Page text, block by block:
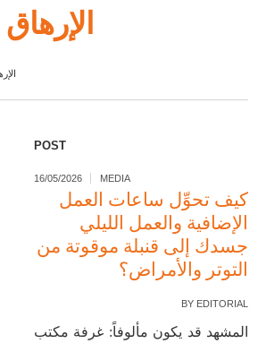
POST
16/05/2026 MEDIA
كيف تحوِّل ساعات العمل
الإضافية والعمل الليلي
جسدك إلى قنبلة موقوتة من
التوتر والأمراض؟
BY EDITORIAL
المشهد قد يكون مألوفاً: غرفة مكتب